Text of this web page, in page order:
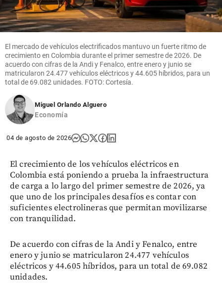
El mercado de vehículos electrificados mantuvo un fuerte ritmo de
crecimiento en Colombia durante el primer semestre de 2026. De
acuerdo con cifras de la Andi y Fenalco, entre enero y junio se
matricularon 24.477 vehículos eléctricos y 44.605 híbridos, para un
total de 69.082 unidades. FOTO: Cortesía.
Miguel Orlando Alguero
Economía
04 de agosto de 2026
El crecimiento de los vehículos eléctricos en
Colombia está poniendo a prueba la infraestructura
de carga a lo largo del primer semestre de 2026, ya
que uno de los principales desafíos es contar con
suficientes electrolineras que permitan movilizarse
con tranquilidad.
De acuerdo con cifras de la Andi y Fenalco, entre
enero y junio se matricularon 24.477 vehículos
eléctricos y 44.605 híbridos, para un total de 69.082
unidades.